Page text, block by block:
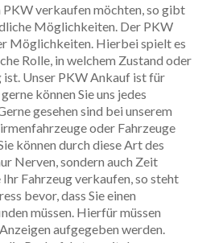
PKW verkaufen möchten, so gibt
Möglichkeiten. Der PKW
Möglichkeiten. Hierbei spielt es
Rolle, in welchem Zustand oder
ist. Unser PKW Ankauf ist für
können Sie uns jedes
gesehen sind bei unserem
oder Fahrzeuge
können durch diese Art des
Nerven, sondern auch Zeit
Fahrzeug verkaufen, so steht
bevor, dass Sie einen
müssen. Hierfür müssen
aufgegeben werden.